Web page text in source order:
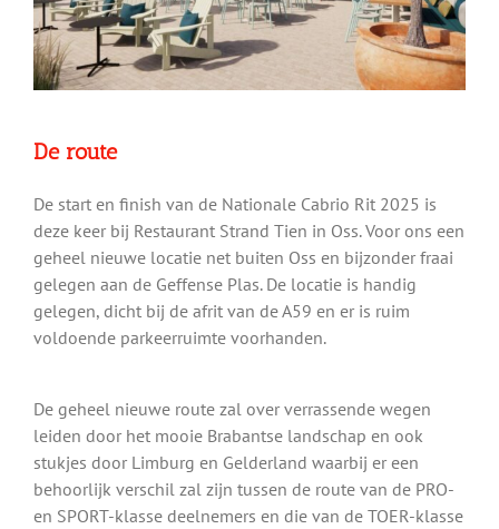
De route
De start en finish van de Nationale Cabrio Rit 2025 is
deze keer bij Restaurant Strand Tien in Oss. Voor ons een
geheel nieuwe locatie net buiten Oss en bijzonder fraai
gelegen aan de Geffense Plas. De locatie is handig
gelegen, dicht bij de afrit van de A59 en er is ruim
voldoende parkeerruimte voorhanden.
De geheel nieuwe route zal over verrassende wegen
leiden door het mooie Brabantse landschap en ook
stukjes door Limburg en Gelderland waarbij er een
behoorlijk verschil zal zijn tussen de route van de PRO-
en SPORT-klasse deelnemers en die van de TOER-klasse